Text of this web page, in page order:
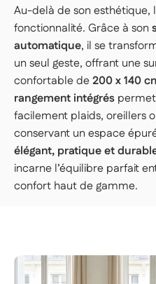
Au-delà de son esthétique,
fonctionnalité. Grâce à son
automatique, il se
un seul geste, offrant une
confortable de200 x 140
rangement intégrés
facilement plaids, oreillers
conservant un espace
élégant, pratique et
incarne l’équilibre parfait
confort haut de gamme.